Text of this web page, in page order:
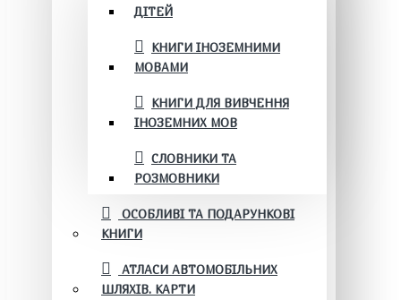
ДІТЕЙ
КНИГИ ІНОЗЕМНИМИ
МОВАМИ
КНИГИ ДЛЯ ВИВЧЕННЯ
ІНОЗЕМНИХ МОВ
СЛОВНИКИ ТА
РОЗМОВНИКИ
ОСОБЛИВІ ТА ПОДАРУНКОВІ
КНИГИ
АТЛАСИ АВТОМОБІЛЬНИХ
ШЛЯХІВ. КАРТИ